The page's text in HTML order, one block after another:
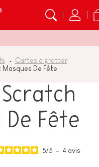
Cartes à gratter
De Fête
Fête
5/5 - 4 avis